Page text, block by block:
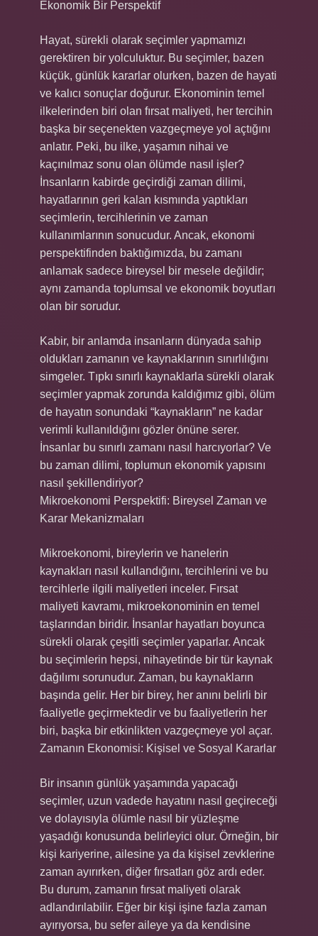
Ekonomik Bir Perspektif
Hayat, sürekli olarak seçimler yapmamızı
gerektiren bir yolculuktur. Bu seçimler, bazen
küçük, günlük kararlar olurken, bazen de hayati
ve kalıcı sonuçlar doğurur. Ekonominin temel
ilkelerinden biri olan fırsat maliyeti, her tercihin
başka bir seçenekten vazgeçmeye yol açtığını
anlatır. Peki, bu ilke, yaşamın nihai ve
kaçınılmaz sonu olan ölümde nasıl işler?
İnsanların kabirde geçirdiği zaman dilimi,
hayatlarının geri kalan kısmında yaptıkları
seçimlerin, tercihlerinin ve zaman
kullanımlarının sonucudur. Ancak, ekonomi
perspektifinden baktığımızda, bu zamanı
anlamak sadece bireysel bir mesele değildir;
aynı zamanda toplumsal ve ekonomik boyutları
olan bir sorudur.
Kabir, bir anlamda insanların dünyada sahip
oldukları zamanın ve kaynaklarının sınırlılığını
simgeler. Tıpkı sınırlı kaynaklarla sürekli olarak
seçimler yapmak zorunda kaldığımız gibi, ölüm
de hayatın sonundaki “kaynakların” ne kadar
verimli kullanıldığını gözler önüne serer.
İnsanlar bu sınırlı zamanı nasıl harcıyorlar? Ve
bu zaman dilimi, toplumun ekonomik yapısını
nasıl şekillendiriyor?
Mikroekonomi Perspektifi: Bireysel Zaman ve
Karar Mekanizmaları
Mikroekonomi, bireylerin ve hanelerin
kaynakları nasıl kullandığını, tercihlerini ve bu
tercihlerle ilgili maliyetleri inceler. Fırsat
maliyeti kavramı, mikroekonominin en temel
taşlarından biridir. İnsanlar hayatları boyunca
sürekli olarak çeşitli seçimler yaparlar. Ancak
bu seçimlerin hepsi, nihayetinde bir tür kaynak
dağılımı sorunudur. Zaman, bu kaynakların
başında gelir. Her bir birey, her anını belirli bir
faaliyetle geçirmektedir ve bu faaliyetlerin her
biri, başka bir etkinlikten vazgeçmeye yol açar.
Zamanın Ekonomisi: Kişisel ve Sosyal Kararlar
Bir insanın günlük yaşamında yapacağı
seçimler, uzun vadede hayatını nasıl geçireceği
ve dolayısıyla ölümle nasıl bir yüzleşme
yaşadığı konusunda belirleyici olur. Örneğin, bir
kişi kariyerine, ailesine ya da kişisel zevklerine
zaman ayırırken, diğer fırsatları göz ardı eder.
Bu durum, zamanın fırsat maliyeti olarak
adlandırılabilir. Eğer bir kişi işine fazla zaman
ayırıyorsa, bu sefer aileye ya da kendisine